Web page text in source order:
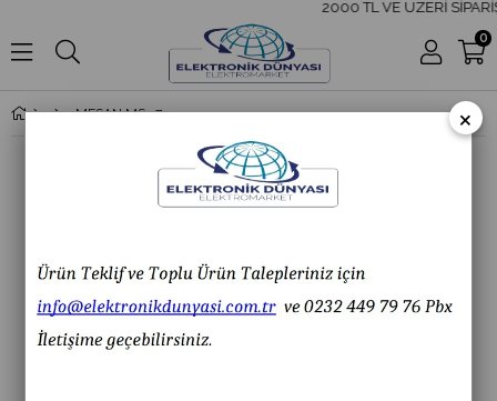
2000 TL VE ÜZERİ
0
MESAN MS 378.1.110-220VAC Ø70 300 Seri LED Multifonksiyon Buzzer Duvar Montaj ×